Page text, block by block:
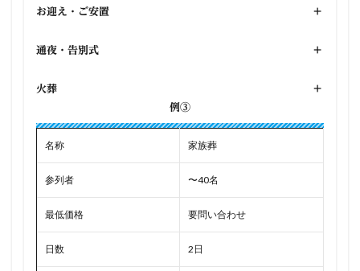
お迎え・ご安置 +
通夜・告別式 +
火葬
+
例③
名称 家族葬
参列者 〜40名
最低価格 要問い合わせ
日数 2日